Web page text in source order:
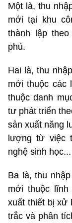
Một là, thu
mới tại khu
thành lập
phủ.
Hai là, thu
mới thuộc các
thuộc danh
tư phát triển
sản xuất năng
lượng từ việc
nghệ sinh học...
Ba là, thu
mới thuộc
xuất thiết bị xử
trắc và phân